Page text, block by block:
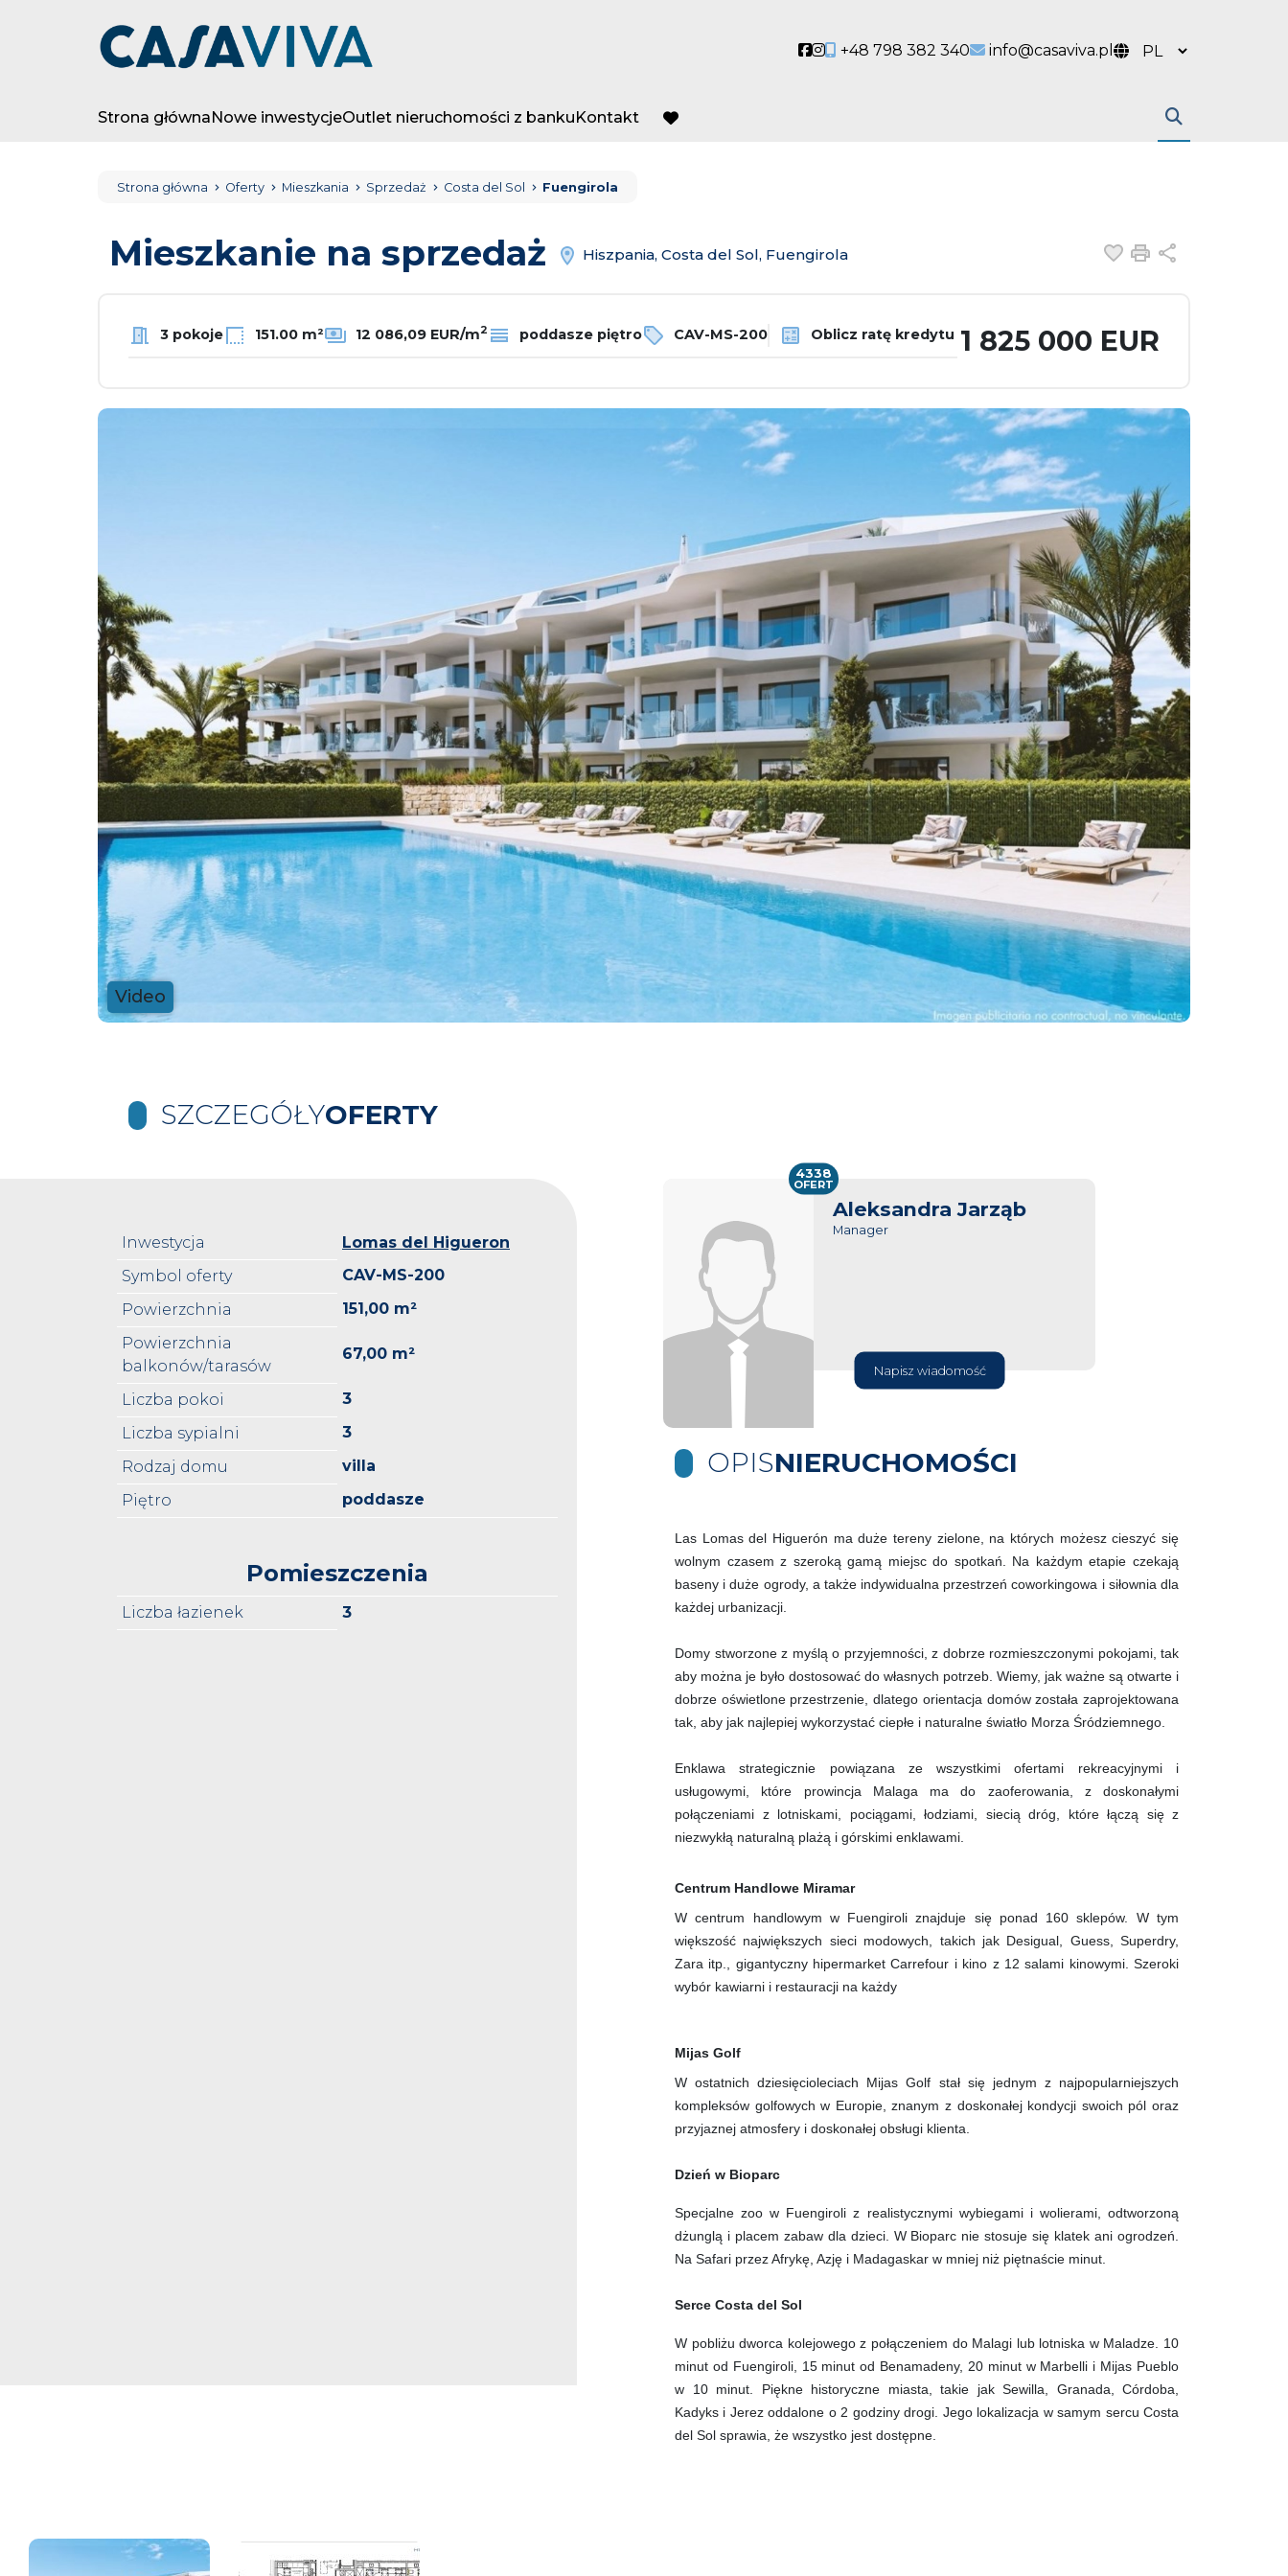
Social link
Social link
+48 798 382 340 info@casaviva.pl
Strona głównaNowe inwestycjeOutlet nieruchomości z bankuKontakt
favorite
Strona główna Oferty Mieszkania Sprzedaż Costa del Sol Fuengirola
Mieszkanie na sprzedaż Hiszpania, Costa del Sol, Fuengirola Dodaj do
Drukuj
3 pokoje 151.00 m² 12 086,09 EUR/m2 poddasze piętro CAV-MS-200 Oblicz ratę kredytu 1 825 000 EUR
Video
SZCZEGÓŁYOFERTY
Inwestycja
Lomas del Higueron
Symbol oferty
CAV-MS-200
Powierzchnia
151,00 m²
Powierzchnia
balkonów/tarasów
67,00 m²
Liczba pokoi
3
Liczba sypialni
3
Rodzaj domu
villa
Piętro
poddasze
Pomieszczenia
Liczba łazienek 3
Aleksandra Jarząb
Manager
Napisz wiadomość
4338
OFERT
OPISNIERUCHOMOŚCI
Las Lomas del Higuerón ma duże tereny zielone, na których możesz cieszyć się
wolnym czasem z szeroką gamą miejsc do spotkań. Na każdym etapie czekają
baseny i duże ogrody, a także indywidualna przestrzeń coworkingowa i siłownia dla
każdej urbanizacji.
Domy stworzone z myślą o przyjemności, z dobrze rozmieszczonymi pokojami, tak
aby można je było dostosować do własnych potrzeb. Wiemy, jak ważne są otwarte i
dobrze oświetlone przestrzenie, dlatego orientacja domów została zaprojektowana
tak, aby jak najlepiej wykorzystać ciepłe i naturalne światło Morza Śródziemnego.
Enklawa strategicznie powiązana ze wszystkimi ofertami rekreacyjnymi i
usługowymi, które prowincja Malaga ma do zaoferowania, z doskonałymi
połączeniami z lotniskami, pociągami, łodziami, siecią dróg, które łączą się z
niezwykłą naturalną plażą i górskimi enklawami.
Centrum Handlowe Miramar
W centrum handlowym w Fuengiroli znajduje się ponad 160 sklepów. W tym
większość największych sieci modowych, takich jak Desigual, Guess, Superdry,
Zara itp., gigantyczny hipermarket Carrefour i kino z 12 salami kinowymi. Szeroki
wybór kawiarni i restauracji na każdy
Mijas Golf
W ostatnich dziesięcioleciach Mijas Golf stał się jednym z najpopularniejszych
kompleksów golfowych w Europie, znanym z doskonałej kondycji swoich pól oraz
przyjaznej atmosfery i doskonałej obsługi klienta.
Dzień w Bioparc
Specjalne zoo w Fuengiroli z realistycznymi wybiegami i wolierami, odtworzoną
dżunglą i placem zabaw dla dzieci. W Bioparc nie stosuje się klatek ani ogrodzeń.
Na Safari przez Afrykę, Azję i Madagaskar w mniej niż piętnaście minut.
Serce Costa del Sol
W pobliżu dworca kolejowego z połączeniem do Malagi lub lotniska w Maladze. 10
minut od Fuengiroli, 15 minut od Benamadeny, 20 minut w Marbelli i Mijas Pueblo
w 10 minut. Piękne historyczne miasta, takie jak Sewilla, Granada, Córdoba,
Kadyks i Jerez oddalone o 2 godziny drogi. Jego lokalizacja w samym sercu Costa
del Sol sprawia, że wszystko jest dostępne.